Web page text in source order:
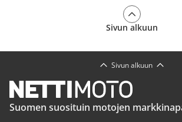
Sivun alkuun
Sivun alkuun
Suomen suosituin motojen